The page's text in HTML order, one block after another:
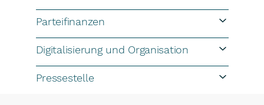
Parteifinanzen
Digitalisierung und Organisation
Pressestelle